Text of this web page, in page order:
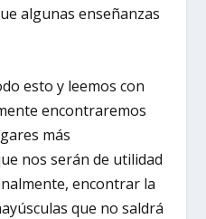
algunas enseñanzas
esto y leemos con
encontraremos
más
nos serán de utilidad
encontrar la
que no saldrá